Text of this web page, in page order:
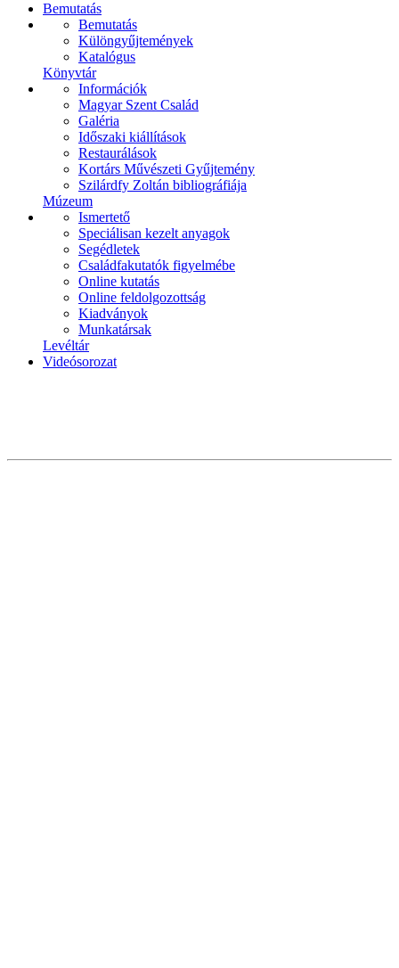
Bemutatás
Bemutatás
Különgyűjtemények
Katalógus
Könyvtár
Információk
Magyar Szent Család
Galéria
Időszaki kiállítások
Restaurálások
Kortárs Művészeti Gyűjtemény
Szilárdfy Zoltán bibliográfiája
Múzeum
Ismertető
Speciálisan kezelt anyagok
Segédletek
Családfakutatók figyelmébe
Online kutatás
Online feldolgozottság
Kiadványok
Munkatársak
Levéltár
Videósorozat